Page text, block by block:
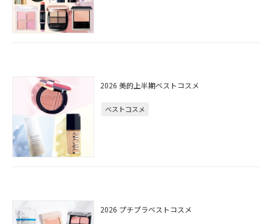
2026 美的上半期ベストコスメ
ベストコスメ
2026 プチプラベストコスメ